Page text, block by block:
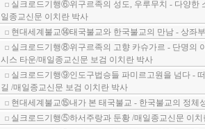
실크로드기행⑥위구르족의 성도, 우루무치 - 다양한
일종교신문 이치란 박사
현대세계불교⑭태국불교와 한국불교의 만남 - 상좌
실크로드기행⑧위구르족의 고향 카슈가르 - 단명의
시스 타운/매일종교신문 보검 이치란 박사
실크로드기행⑨인도구법승들 파미르고원을 넘다 -
길 /매일종교신문 보검 이치란 박사
현대세계불교⑮내가 본 태국불교 - 한국불교의 정체
실크로드기행⑤하서주랑과 둔황 /매일종교신문 이치